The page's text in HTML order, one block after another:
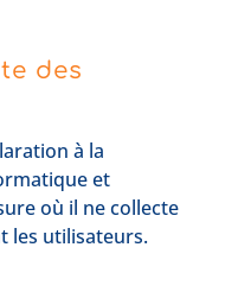
des
à la
et
où il ne collecte
les utilisateurs.